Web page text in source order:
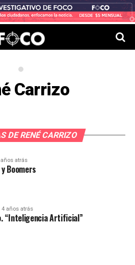
Carrizo
DE RENÉ CARRIZO
años atrás
Boomers
4 años atrás
“Inteligencia Artificial”